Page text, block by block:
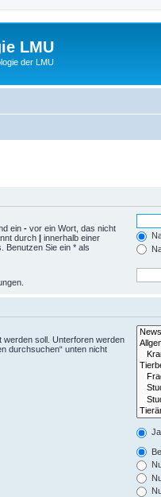
LMU
der LMU
ein - vor ein Wort, das nicht
durch | innerhalb einer
Benutzen Sie ein * als
werden soll. Unterforen werden
durchsuchen“ unten nicht
Ja